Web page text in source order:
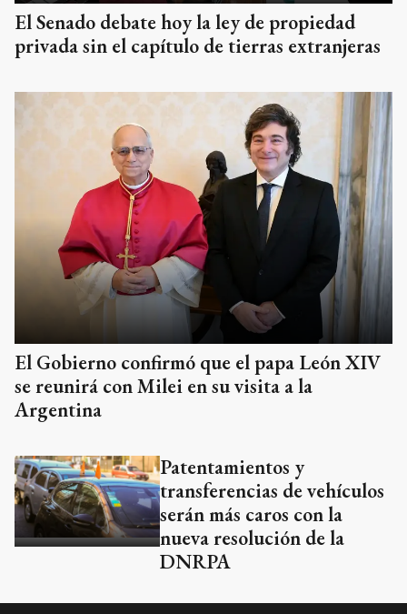
El Senado debate hoy la ley de propiedad
privada sin el capítulo de tierras extranjeras
El Gobierno confirmó que el papa León XIV
se reunirá con Milei en su visita a la
Argentina
Patentamientos y
transferencias de vehículos
serán más caros con la
nueva resolución de la
DNRPA